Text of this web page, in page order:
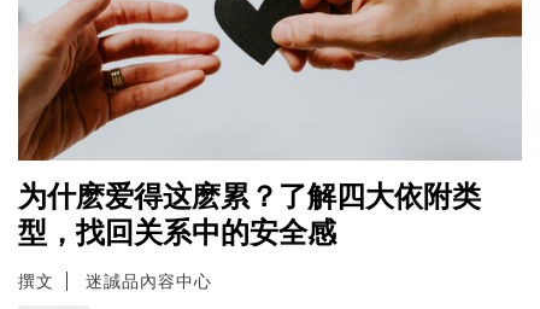
为什麽爱得这麽累？了解四大依附类
型，找回关系中的安全感
撰文 迷誠品內容中心